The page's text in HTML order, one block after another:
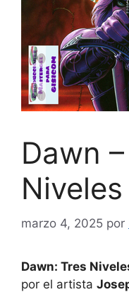
Dawn
Niveles
marzo 4, 2025 por
Dawn: Tres
por el artista